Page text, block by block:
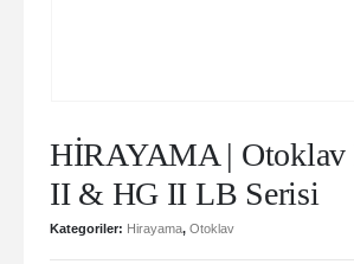
HİRAYAMA | Otoklav
II & HG II LB Serisi
Kategoriler: Hirayama, Otoklav